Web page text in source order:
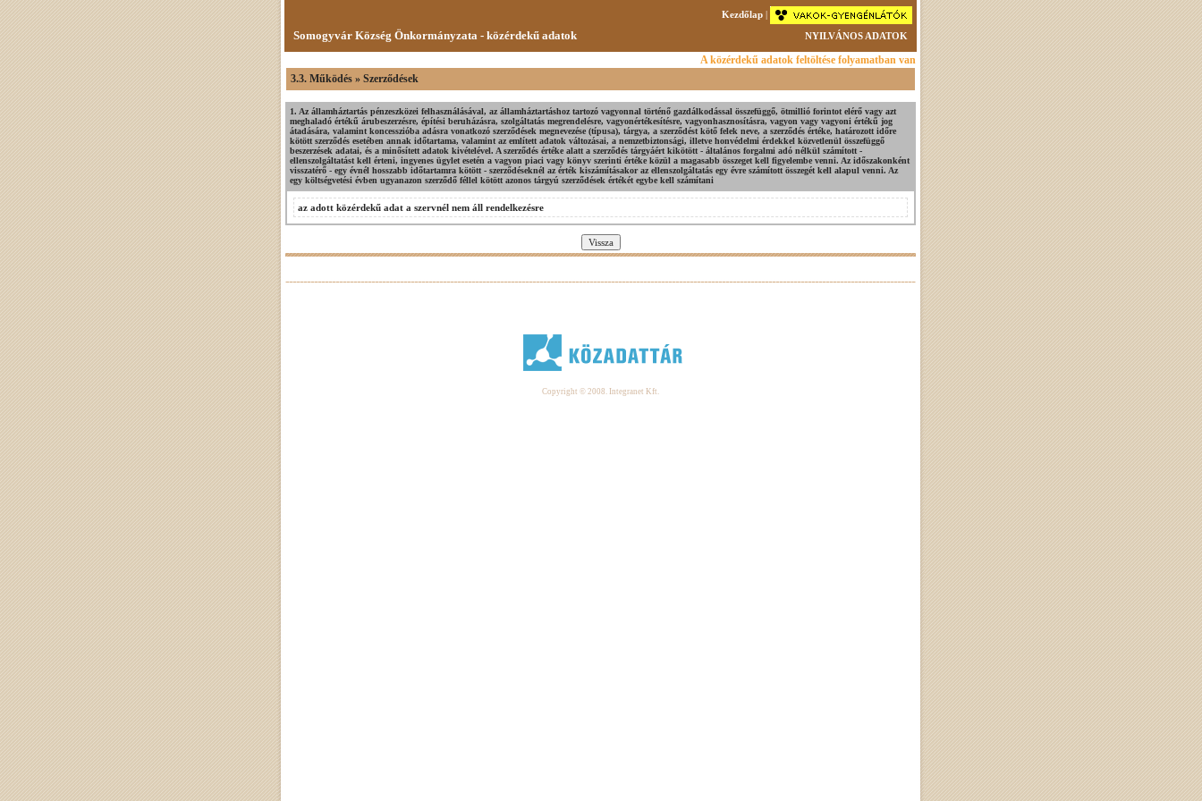
Kezdőlap |
Somogyvár Község Önkormányzata - közérdekű adatok NYILVÁNOS ADATOK
A közérdekű adatok feltöltése folyamatban van
3.3. Működés » Szerződések
1. Az államháztartás pénzeszközei felhasználásával, az államháztartáshoz tartozó vagyonnal történő gazdálkodással összefüggő, ötmillió forintot elérő vagy azt
meghaladó értékű árubeszerzésre, építési beruházásra, szolgáltatás megrendelésre, vagyonértékesítésre, vagyonhasznosításra, vagyon vagy vagyoni értékű jog
átadására, valamint koncesszióba adásra vonatkozó szerződések megnevezése (típusa), tárgya, a szerződést kötő felek neve, a szerződés értéke, határozott időre
kötött szerződés esetében annak időtartama, valamint az említett adatok változásai, a nemzetbiztonsági, illetve honvédelmi érdekkel közvetlenül összefüggő
beszerzések adatai, és a minősített adatok kivételével. A szerződés értéke alatt a szerződés tárgyáért kikötött - általános forgalmi adó nélkül számított -
ellenszolgáltatást kell érteni, ingyenes ügylet esetén a vagyon piaci vagy könyv szerinti értéke közül a magasabb összeget kell figyelembe venni. Az időszakonként
visszatérő - egy évnél hosszabb időtartamra kötött - szerződéseknél az érték kiszámításakor az ellenszolgáltatás egy évre számított összegét kell alapul venni. Az
egy költségvetési évben ugyanazon szerződő féllel kötött azonos tárgyú szerződések értékét egybe kell számítani
az adott közérdekű adat a szervnél nem áll rendelkezésre
Copyright © 2008. Integranet Kft.